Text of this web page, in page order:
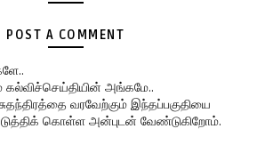
POST A COMMENT
அங்கமே..
வரவேற்கும் இந்தப்பகுதியை
கொள்ள அன்புடன் வேண்டுகிறோம்.